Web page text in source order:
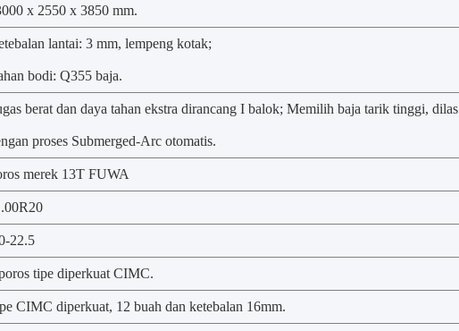
x 2550 x 3850 mm.
lantai: 3 mm, lempeng kotak;
bodi: Q355 baja.
berat dan daya tahan ekstra dirancang I balok; Memilih baja tarik tinggi, dilas
proses Submerged-Arc otomatis.
merek 13T FUWA
22.5
tipe diperkuat CIMC.
CIMC diperkuat, 12 buah dan ketebalan 16mm.